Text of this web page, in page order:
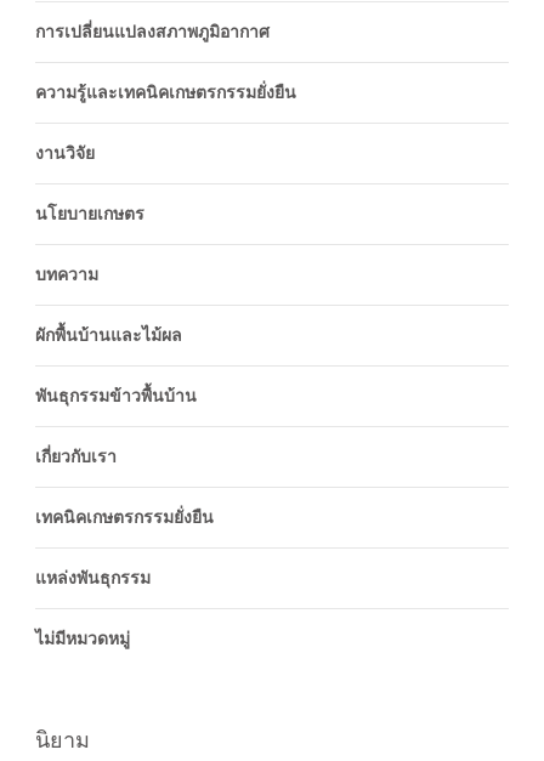
การเปลี่ยนแปลงสภาพภูมิอากาศ
ความรู้และเทคนิคเกษตรกรรมยั่งยืน
งานวิจัย
นโยบายเกษตร
บทความ
ผักพื้นบ้านและไม้ผล
พันธุกรรมข้าวพื้นบ้าน
เกี่ยวกับเรา
เทคนิคเกษตรกรรมยั่งยืน
แหล่งพันธุกรรม
ไม่มีหมวดหมู่
นิยาม